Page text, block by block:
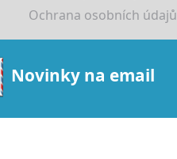
Ochrana osobních údajů
Novinky na email